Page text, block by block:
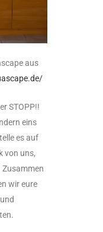
aus
STOPP!!
eins
es auf
von uns,
Zusammen
wir eure